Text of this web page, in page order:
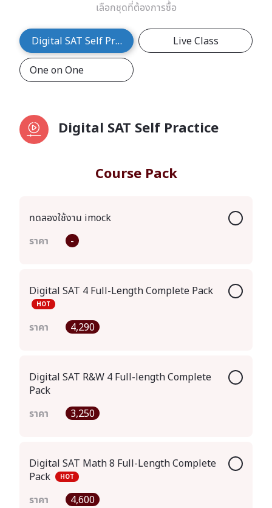
เลือกชุดที่ต้องการซื้อ
Digital SAT Self Practice Live Class
One on One
Digital SAT Self Practice
Course Pack
ทดลองใช้งาน imock
ราคา
-
Digital SAT 4 Full-Length Complete Pack
HOT
ราคา 4,290
Digital SAT R&W 4 Full-length Complete
Pack
ราคา
3,250
Digital SAT Math 8 Full-Length Complete
Pack
HOT
ราคา 4,600